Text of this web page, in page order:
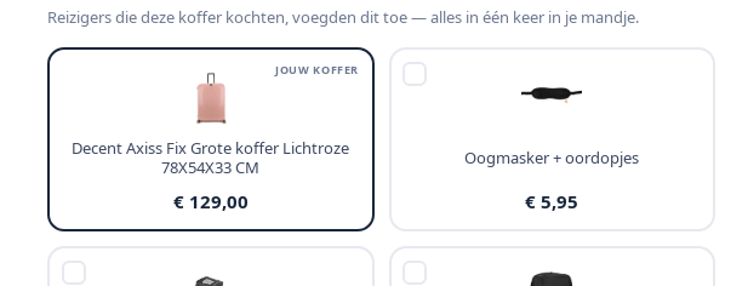
Reizigers die deze koffer kochten, voegden dit toe — alles in één keer in je mandje.
JOUW KOFFER
Decent Axiss Fix Grote koffer Lichtroze
78X54X33 CM
€ 129,00
Oogmasker + oordopjes
€ 5,95